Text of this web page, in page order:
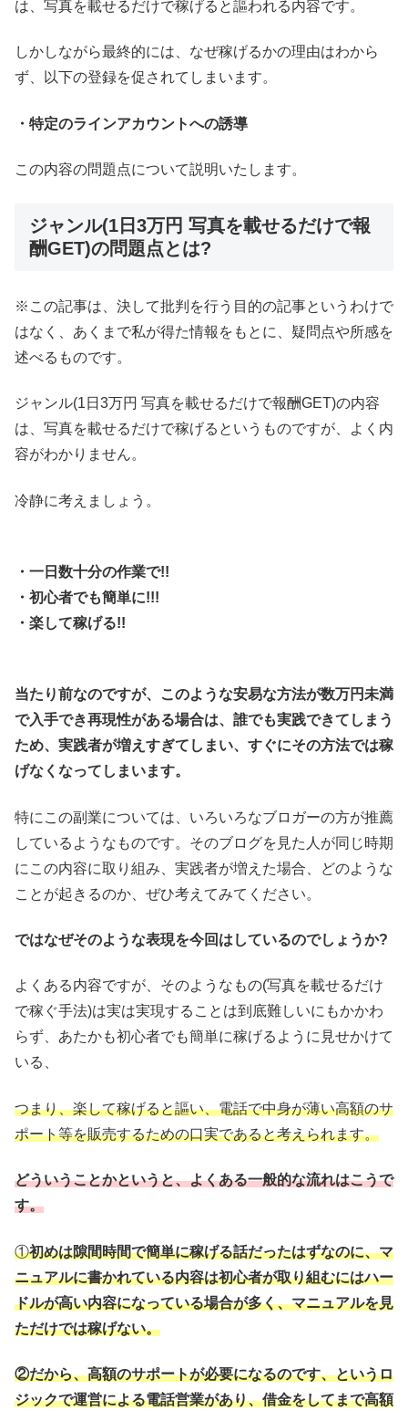
は、写真を載せるだけで稼げると謳われる内容です。
しかしながら最終的には、なぜ稼げるかの理由はわから
ず、以下の登録を促されてしまいます。
・特定のラインアカウントへの誘導
この内容の問題点について説明いたします。
ジャンル(1日3万円 写真を載せるだけで報
酬GET)の問題点とは?
※この記事は、決して批判を行う目的の記事というわけで
はなく、あくまで私が得た情報をもとに、疑問点や所感を
述べるものです。
ジャンル(1日3万円 写真を載せるだけで報酬GET)の内容
は、写真を載せるだけで稼げるというものですが、よく内
容がわかりません。
冷静に考えましょう。
・一日数十分の作業で!!
・初心者でも簡単に!!!
・楽して稼げる!!
当たり前なのですが、このような安易な方法が数万円未満
で入手でき再現性がある場合は、誰でも実践できてしまう
ため、実践者が増えすぎてしまい、すぐにその方法では稼
げなくなってしまいます。
特にこの副業については、いろいろなブロガーの方が推薦
しているようなものです。そのブログを見た人が同じ時期
にこの内容に取り組み、実践者が増えた場合、どのような
ことが起きるのか、ぜひ考えてみてください。
ではなぜそのような表現を今回はしているのでしょうか?
よくある内容ですが、そのようなもの(写真を載せるだけ
で稼ぐ手法)は実は実現することは到底難しいにもかかわ
らず、あたかも初心者でも簡単に稼げるように見せかけて
いる、
つまり、楽して稼げると謳い、電話で中身が薄い高額のサ
ポート等を販売するための口実であると考えられます。
どういうことかというと、よくある一般的な流れはこうで
す。
①初めは隙間時間で簡単に稼げる話だったはずなのに、マ
ニュアルに書かれている内容は初心者が取り組むにはハー
ドルが高い内容になっている場合が多く、マニュアルを見
ただけでは稼げない。
②だから、高額のサポートが必要になるのです、というロ
ジックで運営による電話営業があり、借金をしてまで高額